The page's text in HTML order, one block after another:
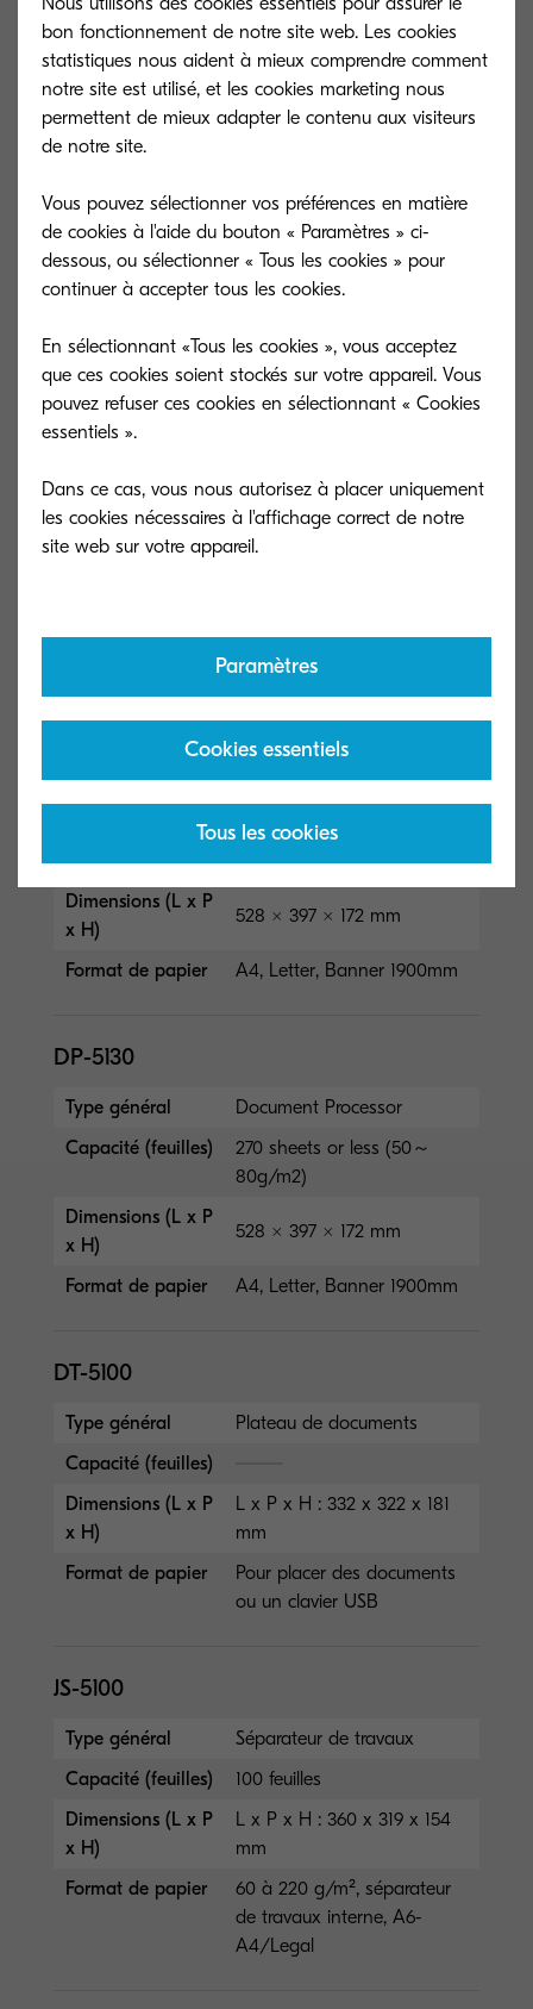
Dimensions (L x P
x H)
L x P x H : 650 x 532 x
1075,8 mm
Format de papier
Bac principal: 3 000 feuilles
Bac inférieur: 2...
Lire moins
Chargeur de documents (à
Capacité (feuilles)
x H)
131 mm
Format de papier
50 –120 g/m², A4, A5, A6,
Lire moins
Capacité (feuilles)
100 sheets or less (50～
80g/m2)
Dimensions (L x P
x H)
528 × 397 × 172 mm
Format de papier A4, Letter, Banner 1900mm
DP-5130
Type général
Document Processor
Capacité (feuilles)
270 sheets or less (50～
80g/m2)
Dimensions (L x P
x H)
528 × 397 × 172 mm
Format de papier A4, Letter, Banner 1900mm
DT-5100
Type général
Plateau de documents
Capacité (feuilles)
Dimensions (L x P
x H)
L x P x H : 332 x 322 x 181
mm
Format de papier
Pour placer des documents
ou un clavier USB
JS-5100
Type général
Séparateur de travaux
Capacité (feuilles)
100 feuilles
Dimensions (L x P
x H)
L x P x H : 360 x 319 x 154
mm
Format de papier
60 à 220 g/m², séparateur
de travaux interne, A6-
A4/Legal
bon fonctionnement de notre site web. Les cookies
statistiques nous aident à mieux comprendre comment
notre site est utilisé, et les cookies marketing nous
permettent de mieux adapter le contenu aux visiteurs
de notre site.
Vous pouvez sélectionner vos préférences en matière
de cookies à l'aide du bouton « Paramètres » ci-
dessous, ou sélectionner « Tous les cookies » pour
continuer à accepter tous les cookies.
En sélectionnant «Tous les cookies », vous acceptez
que ces cookies soient stockés sur votre appareil. Vous
pouvez refuser ces cookies en sélectionnant « Cookies
essentiels ».
Dans ce cas, vous nous autorisez à placer uniquement
les cookies nécessaires à l'affichage correct de notre
Paramètres
Cookies essentiels
Tous les cookies